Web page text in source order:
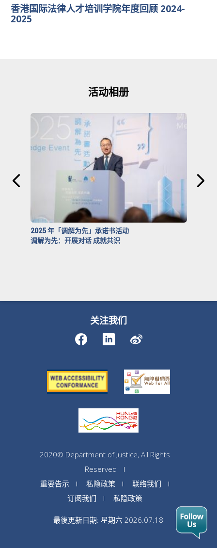
香港国际法律人才培训学院年度回顾 2024-
2025
活动相册
2025 年「调解为先」承诺书活动
调解为先：开展对话 成就共识
关注我们
2020© Department of Justice, All Rights
Reserved
重要告示
私隐政策
联络我们
订阅我们
私隐政策
最後更新日期: 星期六 2026.07.18